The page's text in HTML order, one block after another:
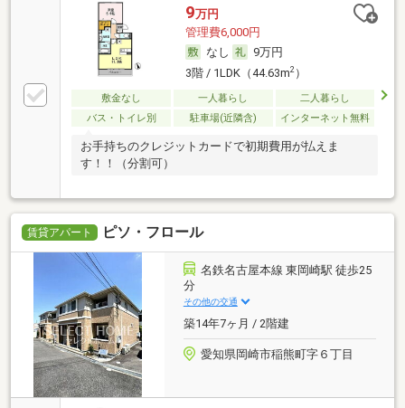
9万円
管理費6,000円
なし
9万円
3階 / 1LDK（44.63m2）
敷金なし 一人暮らし
二人暮らし
バス・トイレ別
駐車場(近隣含) インターネット無料
お手持ちのクレジットカードで初期費用が払えま
す！！（分割可）
賃貸アパート ピソ・フロール
名鉄名古屋本線 東岡崎駅 徒歩25
分
その他の交通
築14年7ヶ月 / 2階建
愛知県岡崎市稲熊町字６丁目